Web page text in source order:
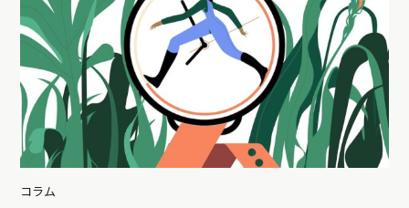
コラム